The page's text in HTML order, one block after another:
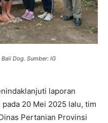
Dog. Sumber: IG
laporan
20 Mei 2025 lalu, tim
Pertanian Provinsi